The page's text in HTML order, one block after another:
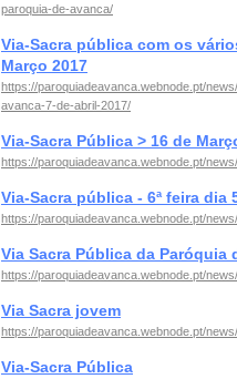
paroquia-de-avanca/
Via-Sacra pública com os
Março 2017
https://paroquiadeavanca.webnode.pt/
avanca-7-de-abril-2017/
Via-Sacra Pública > 16 de
https://paroquiadeavanca.webnode.pt/
Via-Sacra pública - 6ª feira dia
https://paroquiadeavanca.webnode.pt/
Via Sacra Pública da Paróquia
https://paroquiadeavanca.webnode.pt/
Via Sacra jovem
https://paroquiadeavanca.webnode.pt/
Via-Sacra Pública